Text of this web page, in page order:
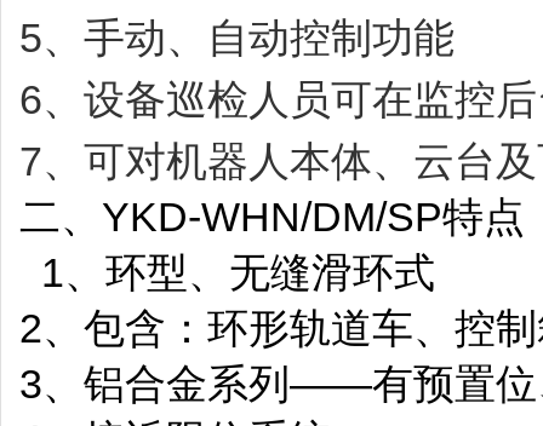
5、手动、自动控制功能
6、设备巡检人员可在监控
7、可对机器人本体、云台
二、YKD-WHN/DM/SP特点
1、环型、无缝滑环式
2、包含：环形轨道车、控
3、铝合金系列——有预置位